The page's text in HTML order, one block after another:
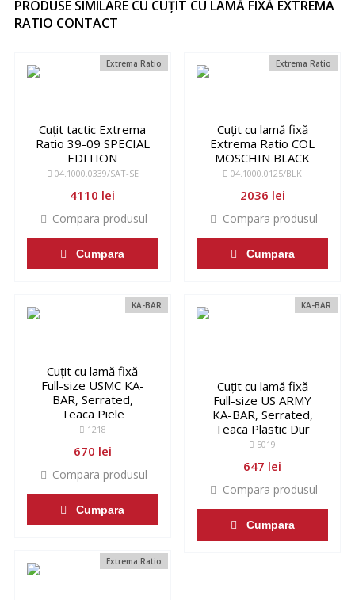
PRODUSE SIMILARE CU CUȚIT CU LAMĂ FIXĂ EXTREMA
RATIO CONTACT
Extrema Ratio
Cuțit tactic Extrema
Ratio 39-09 SPECIAL
EDITION
04.1000.0339/SAT-SE
4110 lei
Compara produsul
Cumpara
Extrema Ratio
Cuțit cu lamă fixă
Extrema Ratio COL
MOSCHIN BLACK
04.1000.0125/BLK
2036 lei
Compara produsul
Cumpara
KA-BAR
Cuțit cu lamă fixă
Full-size USMC KA-
BAR, Serrated,
Teaca Piele
1218
670 lei
Compara produsul
Cumpara
KA-BAR
Cuțit cu lamă fixă
Full-size US ARMY
KA-BAR, Serrated,
Teaca Plastic Dur
5019
647 lei
Compara produsul
Cumpara
Extrema Ratio